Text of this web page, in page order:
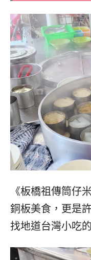
《板橋祖傳筒仔
銅板美食，更是
找地道台灣小吃